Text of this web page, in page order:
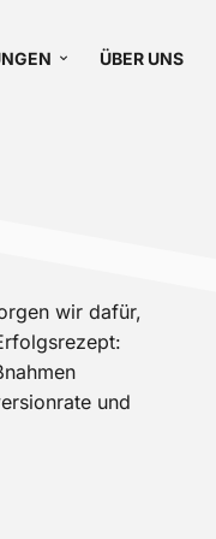
ÜBER UNS
wir dafür,
und